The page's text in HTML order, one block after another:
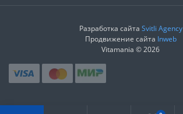
Разработка сайта Svitli Agency
Продвижение сайта Inweb
Vitamania © 2026